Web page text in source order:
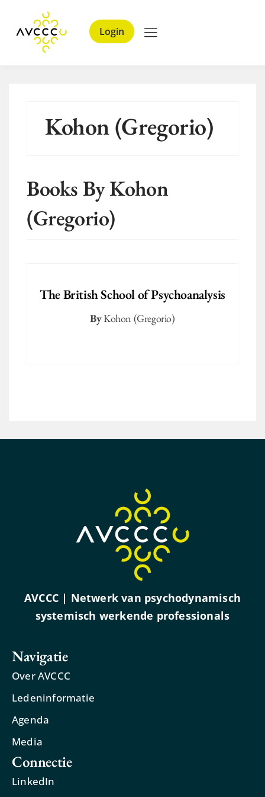
Login
Kohon (Gregorio)
Books By Kohon
(Gregorio)
The British School of Psychoanalysis
ByKohon (Gregorio)
AVCCC | Netwerk van psychodynamisch
systemisch werkende professionals
Navigatie
Over AVCCC
Ledeninformatie
Agenda
Media
Connectie
LinkedIn